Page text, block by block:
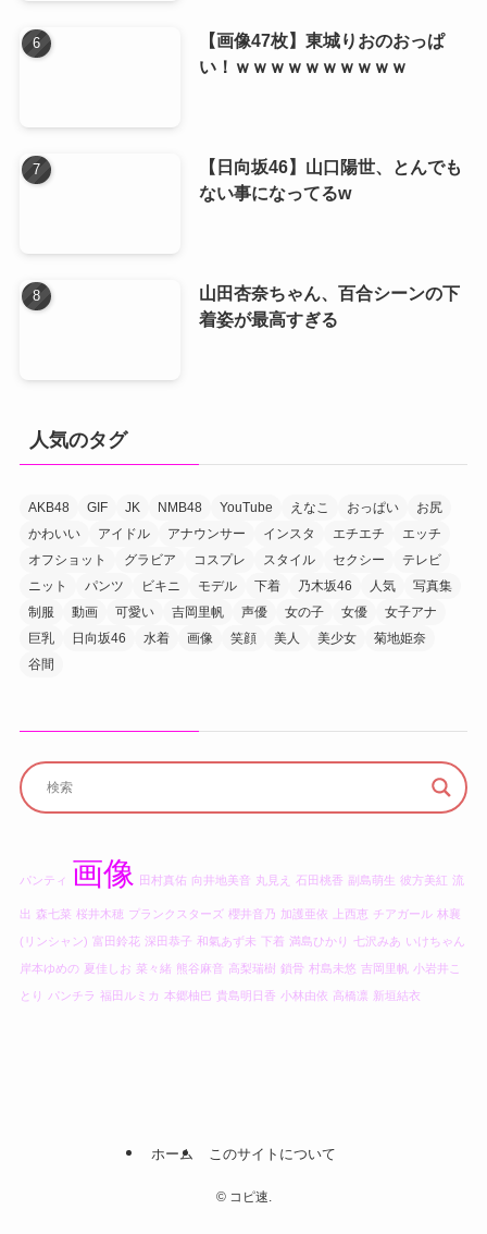
【画像47枚】東城りおのおっぱ
い！ｗｗｗｗｗｗｗｗｗｗ
【日向坂46】山口陽世、とんでも
ない事になってるw
山田杏奈ちゃん、百合シーンの下
着姿が最高すぎる
人気のタグ
AKB48 GIF JK NMB48 YouTube えなこ おっぱい
お尻
かわいい
アイドル アナウンサー インスタ エチエチ
エッチ
オフショット
グラビア コスプレ スタイル セクシー
テレビ
ニット
パンツ ビキニ モデル 下着 乃木坂46 人気
写真集
制服
動画 可愛い 吉岡里帆 声優 女の子 女優
女子アナ
巨乳
日向坂46 水着 画像 笑顔 美人 美少女
菊地姫奈
谷間
パンティ 画像 田村真佑 向井地美音 丸見え 石田桃香 副島萌生 彼方美紅 流
出 森七菜 桜井木穂 プランクスターズ 櫻井音乃 加護亜依 上西恵 チアガール 林襄
(リンシャン) 富田鈴花 深田恭子 和氣あず未 下着 満島ひかり 七沢みあ いけちゃん
岸本ゆめの 夏佳しお 菜々緒 熊谷麻音 高梨瑞樹 鎖骨 村島未悠 吉岡里帆 小岩井こ
とり パンチラ 福田ルミカ 本郷柚巴 貴島明日香 小林由依 高橋凛 新垣結衣
ホーム このサイトについて
©コピ速.